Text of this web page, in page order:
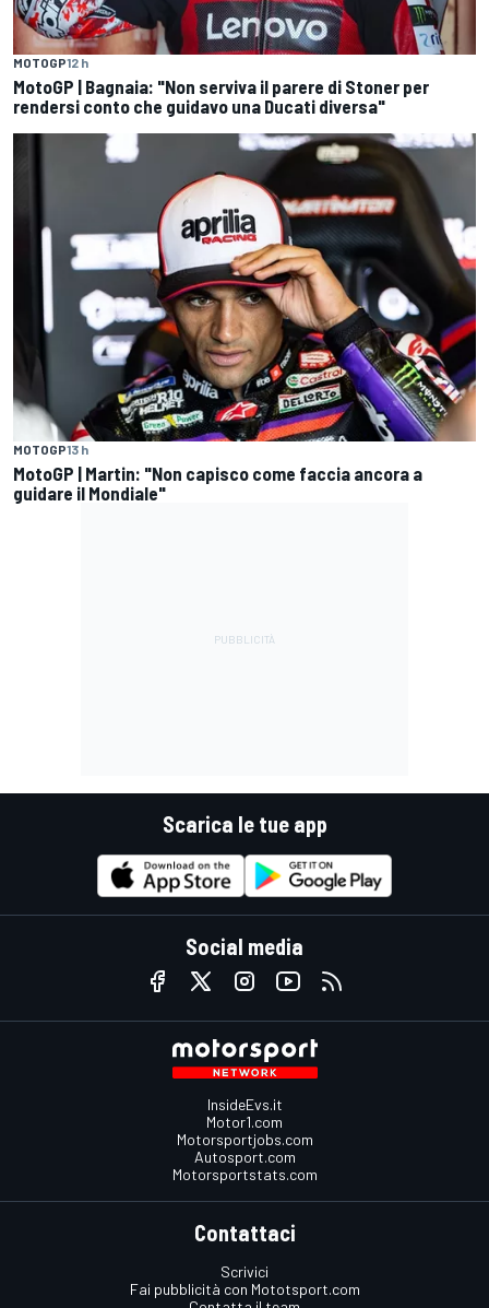
MOTOGP12 h
MotoGP | Bagnaia: "Non serviva il parere di Stoner per
rendersi conto che guidavo una Ducati diversa"
MOTOGP13 h
MotoGP | Martin: "Non capisco come faccia ancora a
guidare il Mondiale"
Scarica le tue app
Social media
InsideEvs.it
Motor1.com
Motorsportjobs.com
Autosport.com
Motorsportstats.com
Contattaci
Scrivici
Fai pubblicità con Mototsport.com